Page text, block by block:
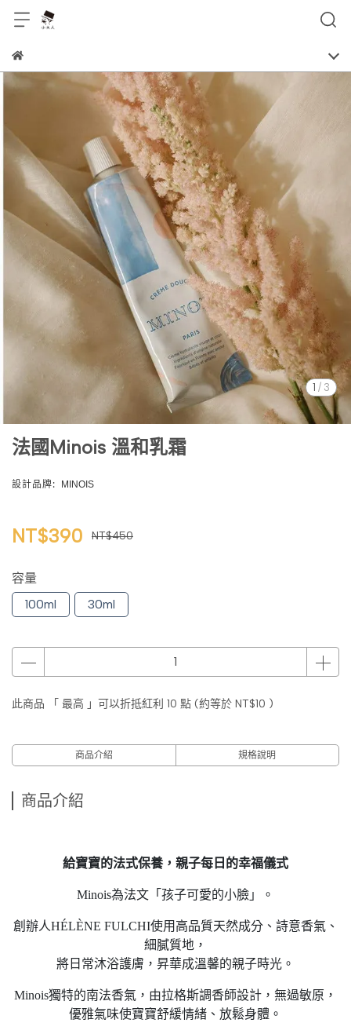
1 / 3
法國Minois 溫和乳霜
設計品牌: MINOIS
NT$390 NT$450
容量
100ml
30ml
此商品 「 最高 」可以折抵紅利 10 點 (約等於 NT$10 )
商品介紹 規格說明
商品介紹
給寶寶的法式保養，親子每日的幸福儀式
Minois為法文「孩子可愛的小臉」。
創辦人HÉLÈNE FULCHI使用高品質天然成分、詩意香氣、
細膩質地，
將日常沐浴護膚，昇華成溫馨的親子時光。
Minois獨特的南法香氣，由拉格斯調香師設計，無過敏原，
優雅氣味使寶寶舒緩情緒、放鬆身體。